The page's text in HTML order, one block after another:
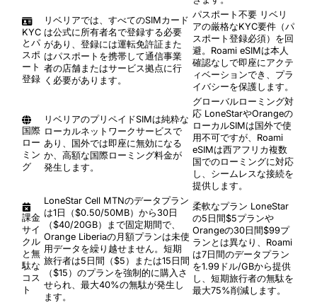
KYC
とパ
スポ
ート
登録
リベリアでは、すべてのSIMカード
は公式に所有者名で登録する必要
があり、登録には運転免許証また
はパスポートを携帯して通信事業
者の店舗またはサービス拠点に行
く必要があります。
パスポート不要 リベリ
アの厳格なKYC要件（パ
スポート登録必須）を回
避。Roami eSIMは本人
確認なしで即座にアクテ
ィベーションでき、プラ
イバシーを保護します。
国際
ロー
ミン
グ
リベリアのプリペイドSIMは純粋な
ローカルネットワークサービスで
あり、国外では即座に無効になる
か、高額な国際ローミング料金が
発生します。
グローバルローミング対
応 LoneStarやOrangeの
ローカルSIMは国外で使
用不可ですが、Roami
eSIMは西アフリカ複数
国でのローミングに対応
し、シームレスな接続を
提供します。
課金
サイ
クル
と無
駄な
コス
ト
LoneStar Cell MTNのデータプラン
は1日（$0.50/50MB）から30日
（$40/20GB）まで固定期間で、
Orange Liberiaの月額プランは未使
用データを繰り越せません。短期
旅行者は5日間（$5）または15日間
（$15）のプランを強制的に購入さ
せられ、最大40%の無駄が発生し
ます。
柔軟なプラン LoneStar
の5日間$5プランや
Orangeの30日間$99プ
ランとは異なり、Roami
は7日間のデータプラン
を1.99ドル/GBから提供
し、短期旅行者の無駄を
最大75%削減します。